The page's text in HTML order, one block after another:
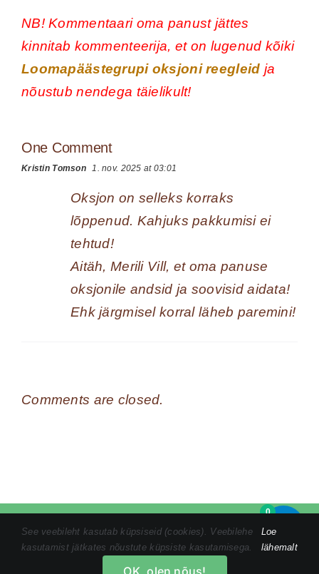
NB! Kommentaari oma panust jättes
kinnitab kommenteerija, et on lugenud kõiki
Loomapäästegrupi oksjoni reegleid ja
nõustub nendega täielikult!
One Comment
Kristin Tomson 1. nov. 2025 at 03:01
Oksjon on selleks korraks
lõppenud. Kahjuks pakkumisi ei
tehtud!
Aitäh, Merili Vill, et oma panuse
oksjonile andsid ja soovisid aidata!
Ehk järgmisel korral läheb paremini!
Comments are closed.
+372 5846 1186 kristin@tomsonmandalamaalid.ee
Privaatsustingimused
Ostuprotsess Müügitingimused
FacebookInstagramYouTube
0
See veebileht kasutab küpsiseid (cookies). Veebilehe
kasutamist jätkates nõustute küpsiste kasutamisega.
Loe
lähemalt
OK, olen nõus!